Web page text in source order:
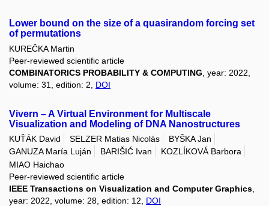
Lower bound on the size of a quasirandom forcing set
of permutations
KUREČKA Martin
Peer-reviewed scientific article
COMBINATORICS PROBABILITY & COMPUTING , year: 2022,
volume: 31, edition: 2, DOI
Vivern – A Virtual Environment for Multiscale
Visualization and Modeling of DNA Nanostructures
KUŤÁK David SELZER Matias Nicolás
BYŠKA Jan
GANUZA María Luján
BARIŠIĆ Ivan
KOZLÍKOVÁ Barbora
MIAO Haichao
Peer-reviewed scientific article
IEEE Transactions on Visualization and Computer Graphics
year: 2022, volume: 28, edition: 12, DOI